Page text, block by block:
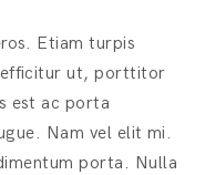
Etiam turpis
efficitur ut, porttitor
est ac porta
Nam vel elit mi.
porta. Nulla